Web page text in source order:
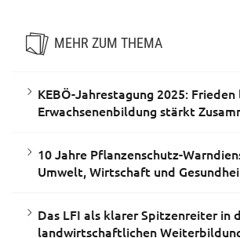
MEHR ZUM THEMA
KEBÖ-Jahrestagung 2025: Frieden
Erwachsenenbildung stärkt
10 Jahre Pflanzenschutz-
Umwelt, Wirtschaft und
Das LFI als klarer Spitzenreiter in
landwirtschaftlichen